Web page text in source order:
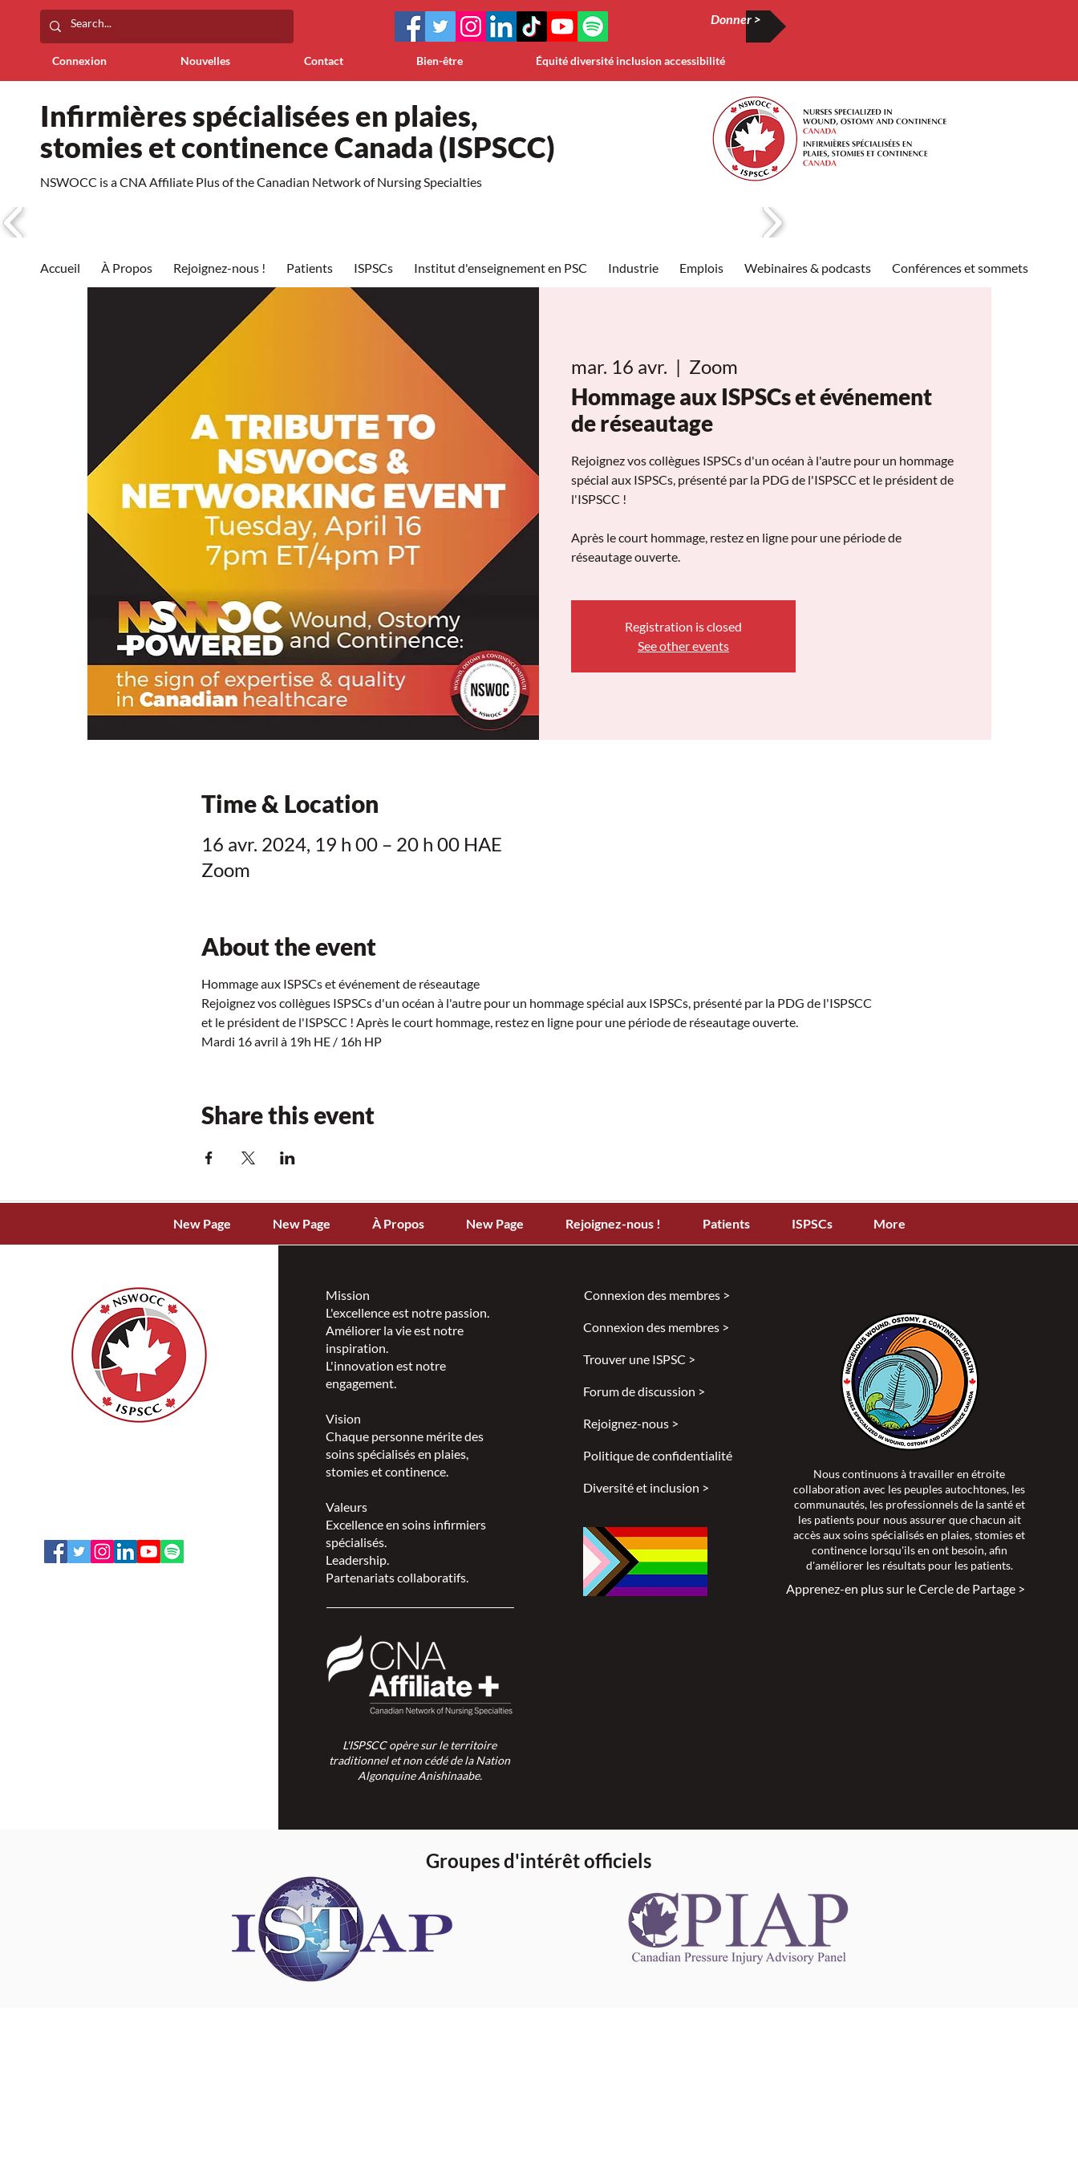
Donner >
Connexion Nouvelles Contact Bien-être Équité diversité inclusion accessibilité
Infirmières spécialisées en plaies,
stomies et continence Canada (ISPSCC)
NSWOCC is a CNA Affiliate Plus of the Canadian Network of Nursing Specialties
Accueil À Propos Rejoignez-nous ! Patients ISPSCs Institut d'enseignement en PSC Industrie Emplois Webinaires & podcasts Conférences et sommets
mar. 16 avr.
  |
Zoom
Hommage aux ISPSCs et événement
de réseautage
Rejoignez vos collègues ISPSCs d'un océan à l'autre pour un hommage
spécial aux ISPSCs, présenté par la PDG de l'ISPSCC et le président de
l'ISPSCC !
Après le court hommage, restez en ligne pour une période de
réseautage ouverte.
Registration is closed
See other events
Time & Location
16 avr. 2024, 19 h 00 – 20 h 00 HAE
Zoom
About the event
Hommage aux ISPSCs et événement de réseautage
Rejoignez vos collègues ISPSCs d'un océan à l'autre pour un hommage spécial aux ISPSCs, présenté par la PDG de l'ISPSCC
et le président de l'ISPSCC ! Après le court hommage, restez en ligne pour une période de réseautage ouverte.
Mardi 16 avril à 19h HE / 16h HP
Share this event
New Page New Page À Propos New Page Rejoignez-nous ! Patients ISPSCs More
Mission
L'excellence est notre passion.
Améliorer la vie est notre
inspiration.
L'innovation est notre
engagement.
Vision
Chaque personne mérite des
soins spécialisés en plaies,
stomies et continence.
Valeurs
Excellence en soins infirmiers
spécialisés.
Leadership.
Partenariats collaboratifs.
L'ISPSCC opère sur le territoire
traditionnel et non cédé de la Nation
Algonquine Anishinaabe.
Connexion des membres >
Connexion des membres >
Trouver une ISPSC >
Forum de discussion >
Rejoignez-nous >
Politique de confidentialité >
Diversité et inclusion >
Nous continuons à travailler en étroite
collaboration avec les peuples autochtones, les
communautés, les professionnels de la santé et
les patients pour nous assurer que chacun ait
accès aux soins spécialisés en plaies, stomies et
continence lorsqu'ils en ont besoin, afin
d'améliorer les résultats pour les patients.
Apprenez-en plus sur le Cercle de Partage >
Groupes d'intérêt officiels